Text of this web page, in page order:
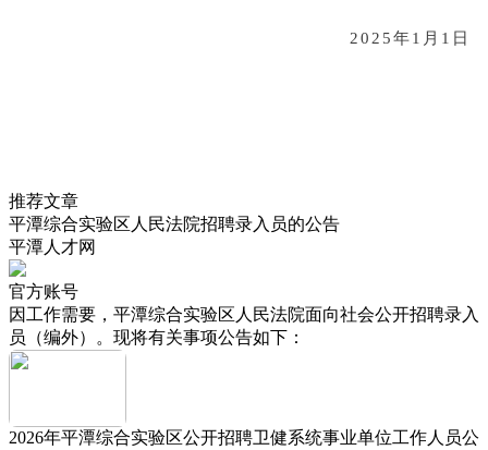
2025年1月1日
推荐文章
平潭综合实验区人民法院招聘录入员的公告
平潭人才网
官方账号
因工作需要，平潭综合实验区人民法院面向社会公开招聘录入
员（编外）。现将有关事项公告如下：
2026年平潭综合实验区公开招聘卫健系统事业单位工作人员公